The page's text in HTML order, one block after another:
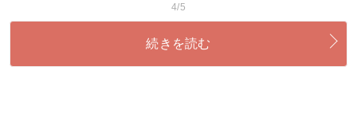
4/5
続きを読む